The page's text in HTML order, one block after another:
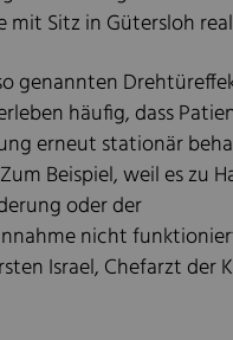
mit Sitz in Gütersloh
genannten
häufig, dass
erneut stationär
Beispiel, weil es zu
oder der
nicht
Israel, Chefarzt der